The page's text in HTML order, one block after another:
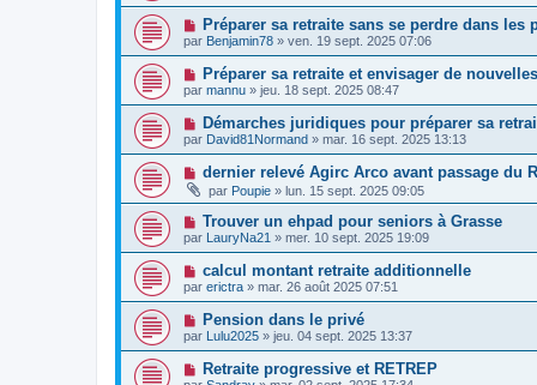
Préparer sa retraite sans se perdre dans les
par Benjamin78 » ven. 19 sept. 2025 07:06
Préparer sa retraite et envisager de
par mannu » jeu. 18 sept. 2025 08:47
Démarches juridiques pour préparer sa
par David81Normand » mar. 16 sept. 2025 13:13
dernier relevé Agirc Arco avant passage du
par Poupie » lun. 15 sept. 2025 09:05
Trouver un ehpad pour seniors à Grasse
par LauryNa21 » mer. 10 sept. 2025 19:09
calcul montant retraite additionnelle
par erictra » mar. 26 août 2025 07:51
Pension dans le privé
par Lulu2025 » jeu. 04 sept. 2025 13:37
Retraite progressive et RETREP